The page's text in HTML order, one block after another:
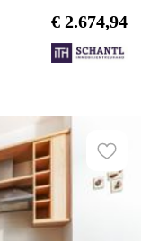
€ 2.674,94